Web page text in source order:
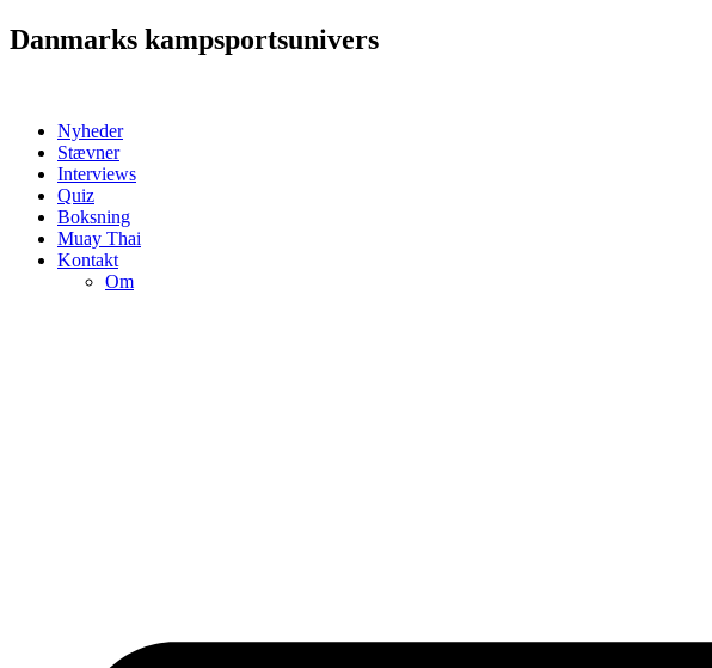
Videre
til
Danmarks kampsportsunivers
Nyheder
Stævner
Interviews
Quiz
Boksning
Muay Thai
Kontakt
Om